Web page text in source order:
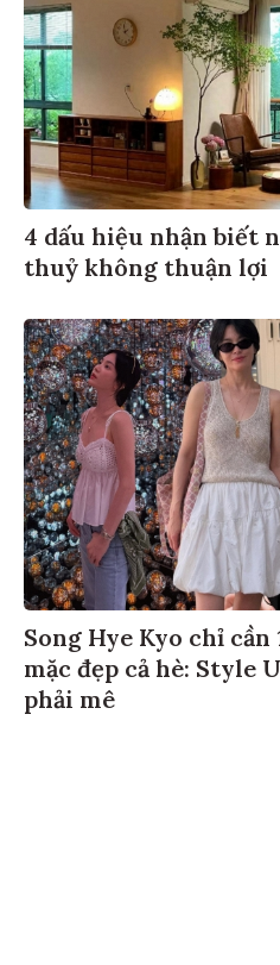
4 dấu hiệu nhận biết
thuỷ không thuận lợi
Song Hye Kyo chỉ cần
mặc đẹp cả hè: Style
phải mê